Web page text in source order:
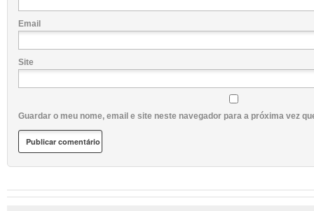
Email
Site
Guardar o meu nome, email e site neste navegador para a próxima vez